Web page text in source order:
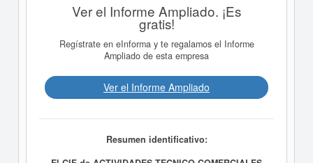
Ver el Informe Ampliado. ¡Es
gratis!
Regístrate en eInforma y te regalamos el Informe
Ampliado de esta empresa
Ver el Informe Ampliado
Resumen identificativo: